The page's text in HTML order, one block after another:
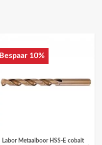
Bespaar 10%
Labor Metaalboor HSS-E cobalt